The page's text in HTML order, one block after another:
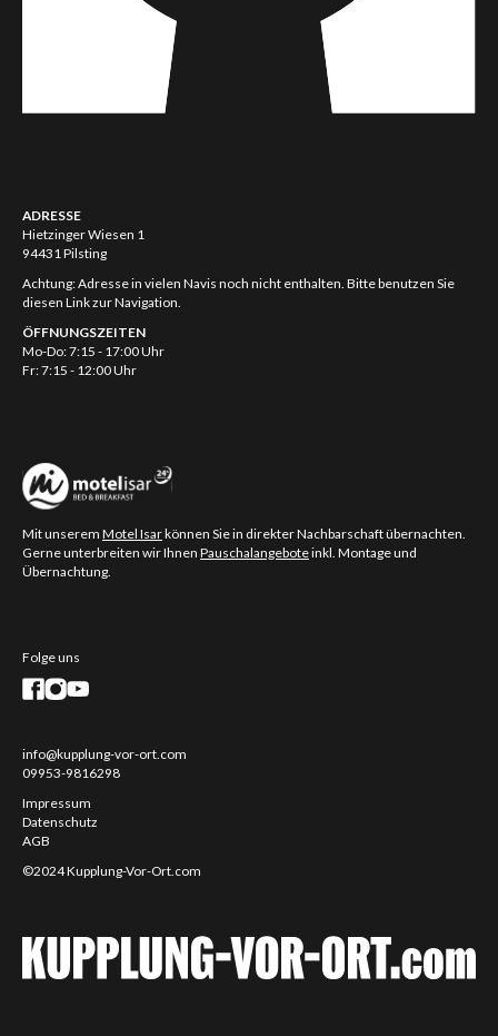
ADRESSE
Hietzinger Wiesen 1
94431 Pilsting
Achtung: Adresse in vielen Navis noch nicht enthalten. Bitte benutzen Sie
diesen Link zur Navigation.
ÖFFNUNGSZEITEN
Mo-Do: 7:15 - 17:00 Uhr
Fr: 7:15 - 12:00 Uhr
Mit unserem Motel Isarkönnen Sie in direkter Nachbarschaft übernachten.
Gerne unterbreiten wir Ihnen Pauschalangeboteinkl. Montage und
Übernachtung.
Folge uns
info@kupplung-vor-ort.com
09953-9816298
Impressum
Datenschutz
AGB
©2024 Kupplung-Vor-Ort.com